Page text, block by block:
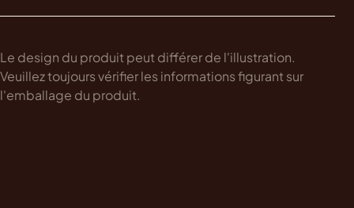
Le design du produit peut différer de l'illustration.
Veuillez toujours vérifier les informations figurant sur
l'emballage du produit.